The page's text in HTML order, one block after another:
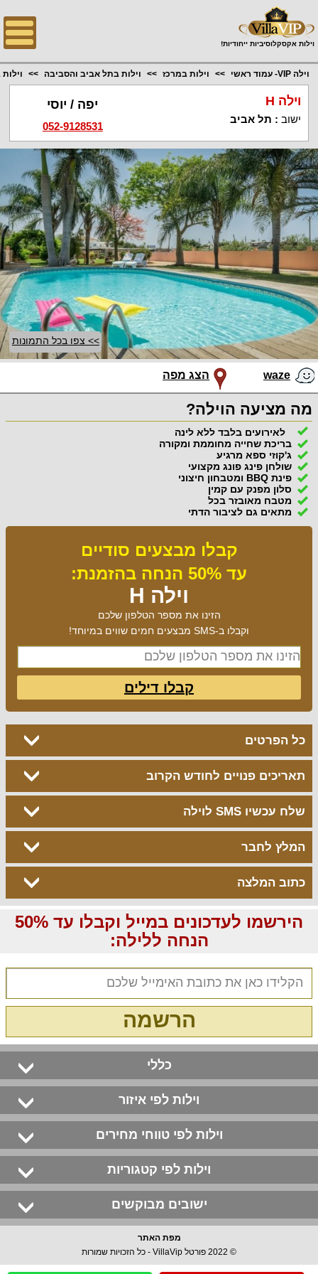
וילות אקסקלוסיביות ייחודיות!
וילה VIP- עמוד ראשי וילות במרכז וילות בתל אביב והסביבה
וילה H
ישוב : תל אביב
יפה / יוסי
052-9128531
>> צפו בכל התמונות
waze הצג מפה
מה מציעה הוילה?
לאירועים בלבד ללא לינה
בריכת שחייה מחוממת ומקורה
ג'קוזי ספא מרגיע
שולחן פינג פונג מקצועי
פינת BBQ ומטבחון חיצוני
סלון מפנק עם קמין
מטבח מאובזר בכל
מתאים גם לציבור הדתי
קבלו מבצעים סודיים
עד 50% הנחה בהזמנת:
וילה H
הזינו את מספר הטלפון שלכם
וקבלו ב-SMS מבצעים חמים שווים במיוחד!
קבלו דילים
כל הפרטים
תאריכים פנויים לחודש הקרוב
שלח עכשיו SMS לוילה
המלץ לחבר
כתוב המלצה
הירשמו לעדכונים במייל וקבלו עד 50%
הנחה ללילה:
הרשמה
כללי
וילות לפי איזור
וילות לפי טווחי מחירים
וילות לפי קטגוריות
ישובים מבוקשים
מפת האתר
© 2022 פורטל VillaVip - כל הזכויות שמורות